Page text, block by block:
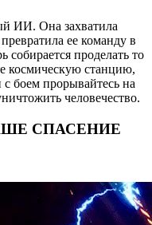
ИИ. Она захватила
ее команду в
собирается проделать то
космическую станцию,
боем прорывайтесь на
человечество.
СПАСЕНИЕ